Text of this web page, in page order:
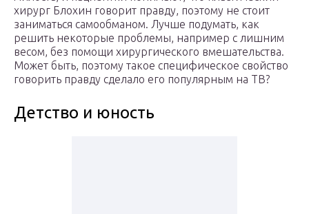
хирург Блохин говорит правду, поэтому не стоит
заниматься самообманом. Лучше подумать, как
решить некоторые проблемы, например с лишним
весом, без помощи хирургического вмешательства.
Может быть, поэтому такое специфическое свойство
говорить правду сделало его популярным на ТВ?
Детство и юность